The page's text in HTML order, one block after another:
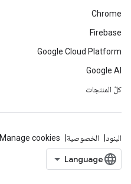
Chrome
Firebase
Google Cloud Platform
Google AI
كلّ المنتجات
البنود الخصوصية Manage cookies